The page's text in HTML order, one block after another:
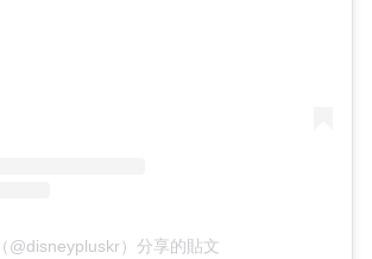
（@disneypluskr）分享的貼文